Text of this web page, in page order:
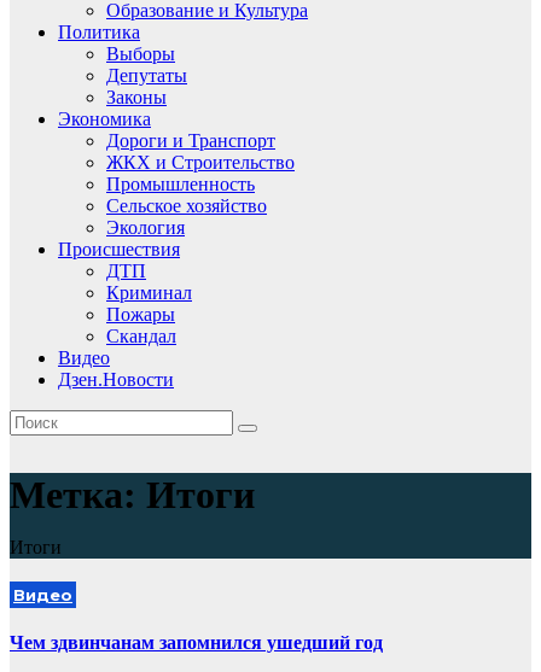
Образование и Культура
Политика
Выборы
Депутаты
Законы
Экономика
Дороги и Транспорт
ЖКХ и Строительство
Промышленность
Сельское хозяйство
Экология
Происшествия
ДТП
Криминал
Пожары
Скандал
Видео
Дзен.Новости
Метка: Итоги
Итоги
Видео
Чем здвинчанам запомнился ушедший год